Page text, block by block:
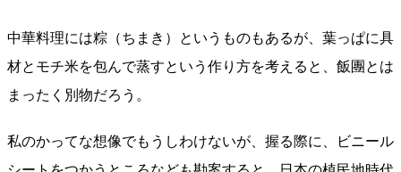
中華料理には粽（ちまき）というものもあるが、葉っぱに具
材とモチ米を包んで蒸すという作り方を考えると、飯團とは
まったく別物だろう。
私のかってな想像でもうしわけないが、握る際に、ビニール